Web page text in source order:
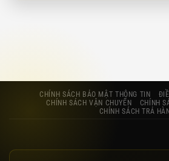
CHÍNH SÁCH BẢO MẬT THÔNG TIN
CHÍNH SÁCH VẬN CHUYỂN
CHÍNH
CHÍNH SÁCH TRẢ